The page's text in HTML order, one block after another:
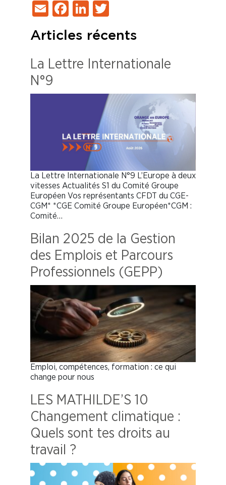
EmailFacebook
LinkedIn
Articles récents
La Lettre Internationale
N°9
La Lettre Internationale N°9 L’Europe à deux
vitesses Actualités S1 du Comité Groupe
Européen Vos représentants CFDT du CGE-
CGM* *CGE Comité Groupe Européen*CGM :
Comité…
Bilan 2025 de la Gestion
des Emplois et Parcours
Professionnels (GEPP)
Emploi, compétences, formation : ce qui
change pour nous
LES MATHILDE’S 10
Changement climatique :
Quels sont tes droits au
travail ?